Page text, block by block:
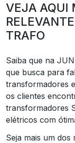
VEJA AQUI
TRAFO
Saiba que na
que busca para
transformadores
os clientes
transformadores
elétricos com
Seja mais um